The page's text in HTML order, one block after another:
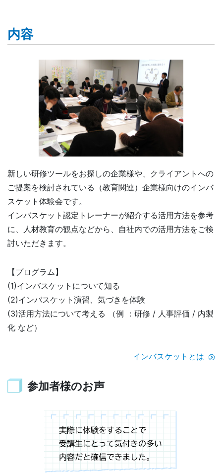
内容
新しい研修ツールをお探しの企業様や、クライアントへの
ご提案を検討されている（教育関連）企業様向けのインバ
スケット体験会です。
インバスケット認定トレーナーが紹介する活用方法を参考
に、人材教育の観点などから、自社内での活用方法をご検
討いただきます。
【プログラム】
(1)インバスケットについて知る
(2)インバスケット演習、気づきを体験
(3)活用方法について考える （例 ：研修 / 人事評価 / 内製
化 など）
インバスケットとは
参加者様のお声